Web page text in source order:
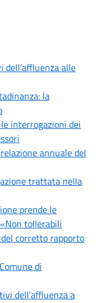
alle
la
interrogazioni dei
annuale del
trattata nella
prende le
tollerabili
corretto rapporto
di
dell’affluenza a